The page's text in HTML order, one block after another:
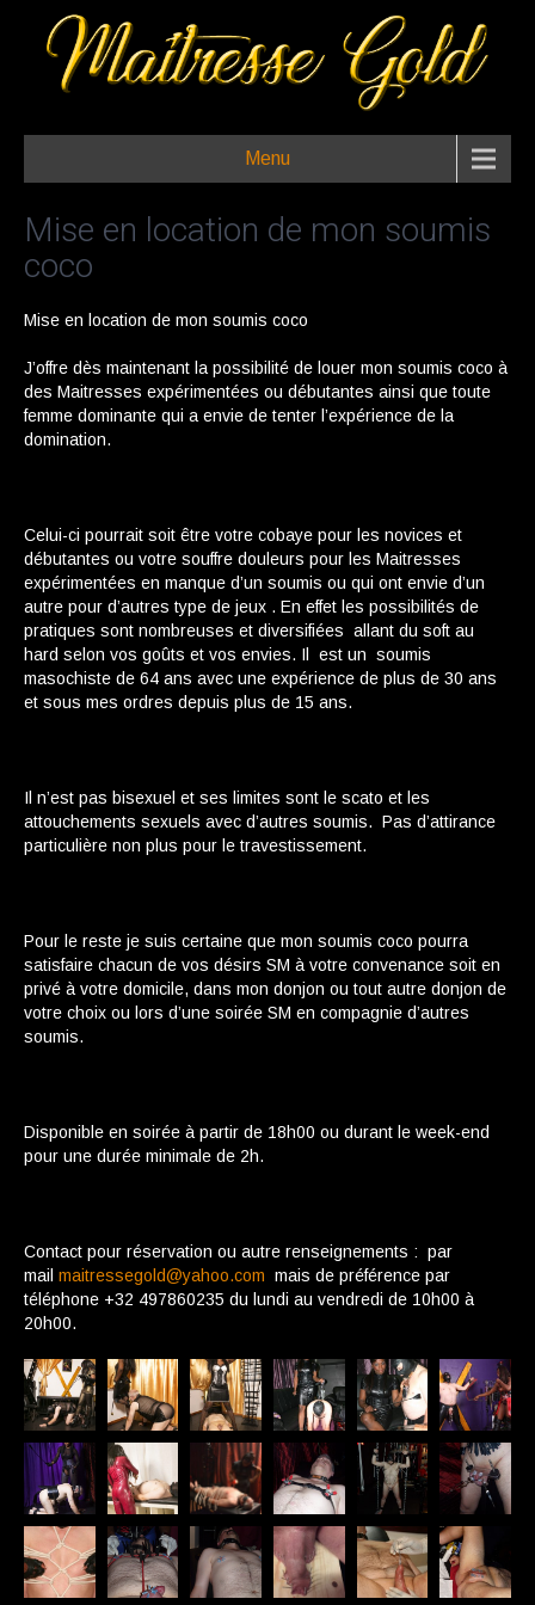
Menu
Mise en location de mon soumis
coco
Mise en location de mon soumis coco
J’offre dès maintenant la possibilité de louer mon soumis coco à
des Maitresses expérimentées ou débutantes ainsi que toute
femme dominante qui a envie de tenter l’expérience de la
domination.
Celui-ci pourrait soit être votre cobaye pour les novices et
débutantes ou votre souffre douleurs pour les Maitresses
expérimentées en manque d’un soumis ou qui ont envie d’un
autre pour d’autres type de jeux . En effet les possibilités de
pratiques sont nombreuses et diversifiées allant du soft au
hard selon vos goûts et vos envies. Il est un soumis
masochiste de 64 ans avec une expérience de plus de 30 ans
et sous mes ordres depuis plus de 15 ans.
Il n’est pas bisexuel et ses limites sont le scato et les
attouchements sexuels avec d’autres soumis. Pas d’attirance
particulière non plus pour le travestissement.
Pour le reste je suis certaine que mon soumis coco pourra
satisfaire chacun de vos désirs SM à votre convenance soit en
privé à votre domicile, dans mon donjon ou tout autre donjon de
votre choix ou lors d’une soirée SM en compagnie d’autres
soumis.
Disponible en soirée à partir de 18h00 ou durant le week-end
pour une durée minimale de 2h.
Contact pour réservation ou autre renseignements : par
mail maitressegold@yahoo.com mais de préférence par
téléphone +32 497860235 du lundi au vendredi de 10h00 à
20h00.